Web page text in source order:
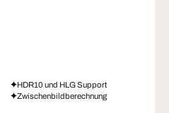
HDR10 und HLG Support
Zwischenbildberechnung